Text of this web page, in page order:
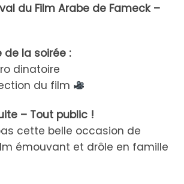
du Film Arabe de Fameck –
de la soirée :
dinatoire
du film
– Tout public !
cette belle occasion de
émouvant et drôle en famille